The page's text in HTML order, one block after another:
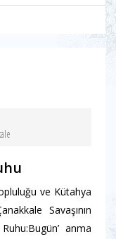
ve Kütahya
Savaşının
anma